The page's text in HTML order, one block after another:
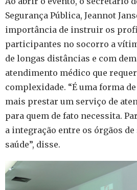
Segurança Pública, Jeannot
importância de instruir os
participantes no socorro a
de longas distâncias e com
atendimento médico que
complexidade. “É uma forma
mais prestar um serviço de
para quem de fato necessita.
a integração entre os órgãos de
saúde”, disse.